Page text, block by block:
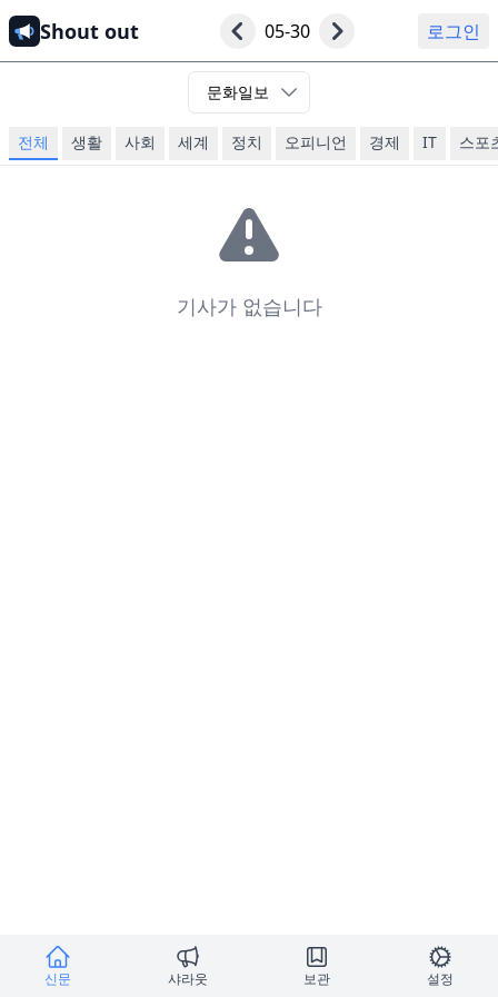
Shout out 05-30 로그인
문화일보
전체 생활 사회 세계 정치 오피니언 경제 IT 스포
기사가 없습니다
신문 샤라웃 보관 설정